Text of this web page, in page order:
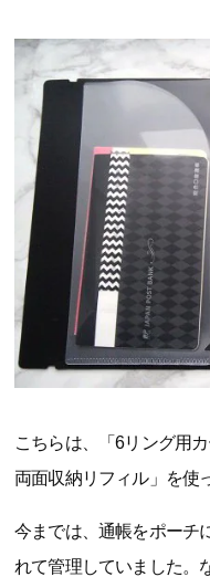
こちらは、「6リング用
両面収納リフィル」を使
今までは、通帳をポーチ
れて管理していました。